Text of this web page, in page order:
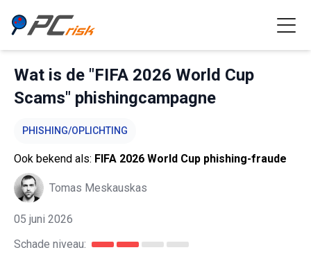
Wat is de "FIFA 2026 World Cup
Scams" phishingcampagne
PHISHING/OPLICHTING
Ook bekend als: FIFA 2026 World Cup phishing-fraude
Tomas Meskauskas
05 juni 2026
Schade niveau: